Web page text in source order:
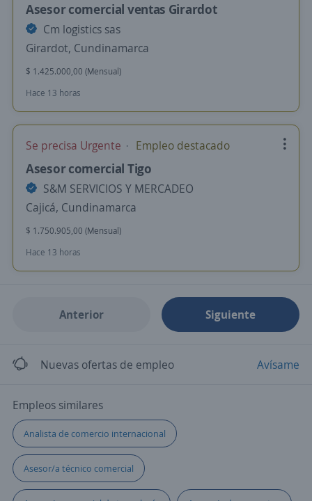
Asesor comercial ventas Girardot
Cm logistics sas
Girardot, Cundinamarca
$ 1.425.000,00 (Mensual)
Hace 13 horas
Se precisa Urgente Empleo destacado
Asesor comercial Tigo
S&M SERVICIOS Y MERCADEO
Cajicá, Cundinamarca
$ 1.750.905,00 (Mensual)
Hace 13 horas
Anterior Siguiente
Nuevas ofertas de empleo Avísame
Empleos similares
Analista de comercio internacional
Asesor/a técnico comercial